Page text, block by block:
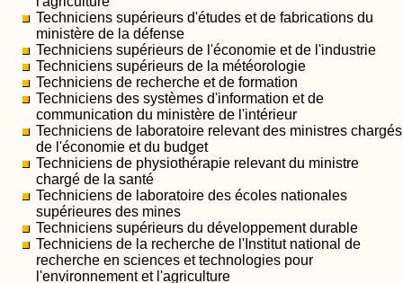
Techniciens supérieurs d'études et de fabrications du
ministère de la défense
Techniciens supérieurs de l'économie et de l'industrie
Techniciens supérieurs de la météorologie
Techniciens de recherche et de formation
Techniciens des systèmes d'information et de
communication du ministère de l'intérieur
Techniciens de laboratoire relevant des ministres chargés
de l'économie et du budget
Techniciens de physiothérapie relevant du ministre
chargé de la santé
Techniciens de laboratoire des écoles nationales
supérieures des mines
Techniciens supérieurs du développement durable
Techniciens de la recherche de l'Institut national de
recherche en sciences et technologies pour
l'environnement et l'agriculture